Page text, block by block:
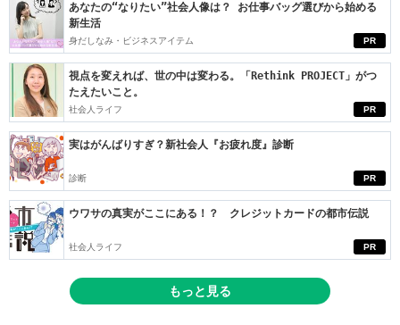
PR
あなたの“なりたい”社会人像は？ お仕事バッグ選びから始める
新生活
身だしなみ・ビジネスアイテム
PR
視点を変えれば、世の中は変わる。「Rethink PROJECT」がつ
たえたいこと。
社会人ライフ
PR
実はがんばりすぎ？新社会人『お疲れ度』診断
診断
PR
ウワサの真実がここにある！？ クレジットカードの都市伝説
社会人ライフ
もっと見る